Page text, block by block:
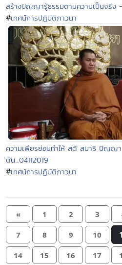
สร้างปัญญารู้ธรรมตามความเป็นจริง
#เทศน์การปฏิบัติภาวนา
ความเพียรย่อมทำให้ สติ สมาธิ ปัญญ
ต้น_04112019
#เทศน์การปฏิบัติภาวนา
« 1 2 3
7 8 9 10
14 15 16 17